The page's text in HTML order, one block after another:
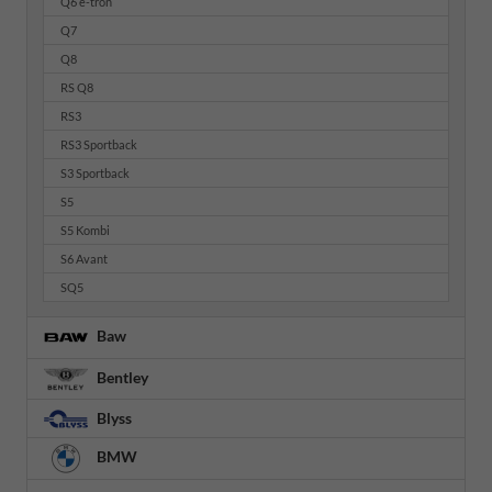
Q7
Q8
RS Q8
RS3
RS3 Sportback
S3 Sportback
S5
S5 Kombi
S6 Avant
SQ5
Baw
Bentley
Blyss
BMW